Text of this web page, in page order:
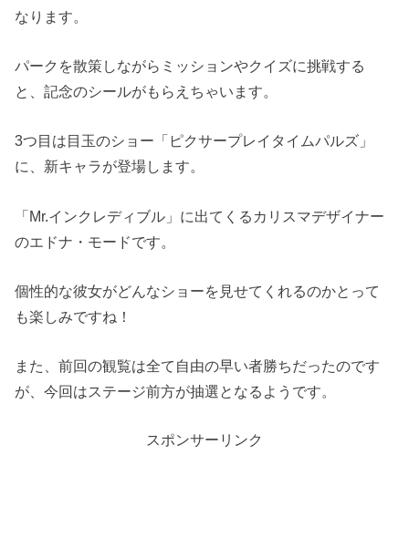
なります。
パークを散策しながらミッションやクイズに挑戦する
と、記念のシールがもらえちゃいます。
3つ目は目玉のショー「ピクサープレイタイムパルズ」
に、新キャラが登場します。
「Mr.インクレディブル」に出てくるカリスマデザイナー
のエドナ・モードです。
個性的な彼女がどんなショーを見せてくれるのかとって
も楽しみですね！
また、前回の観覧は全て自由の早い者勝ちだったのです
が、今回はステージ前方が抽選となるようです。
スポンサーリンク